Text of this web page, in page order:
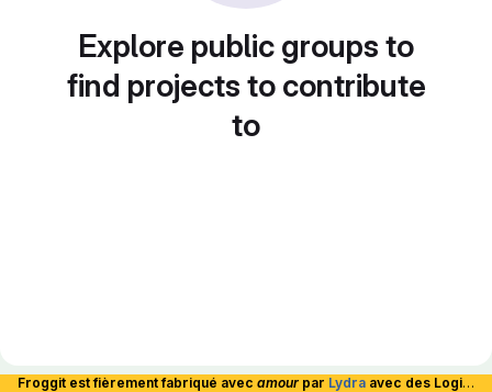
Explore public groups to
find projects to contribute
to
Froggit est fièrement fabriqué avec amour par Lydra avec des Logiciels Libres et hébergé en